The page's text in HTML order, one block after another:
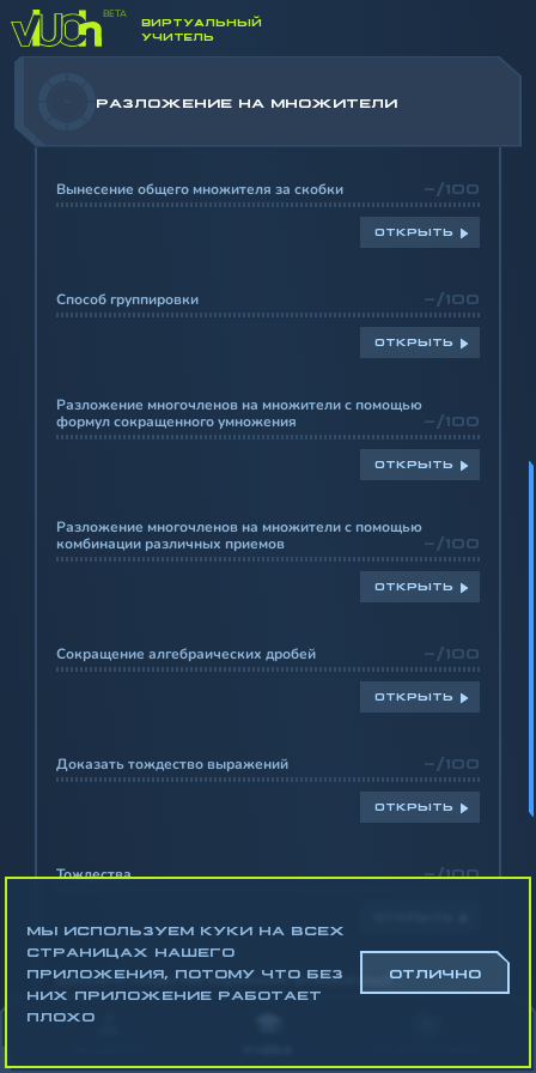
ВИРТУАЛЬНЫЙ
УЧИТЕЛЬ
РАЗЛОЖЕНИЕ НА МНОЖИТЕЛИ
Вынесение общего множителя за скобки -/100
ОТКРЫТЬ
Способ группировки -/100
ОТКРЫТЬ
Разложение многочленов на множители с помощью
формул сокращенного умножения
-/100
ОТКРЫТЬ
Разложение многочленов на множители с помощью
комбинации различных приемов
-/100
ОТКРЫТЬ
Сокращение алгебраических дробей -/100
ОТКРЫТЬ
Доказать тождество выражений -/100
ОТКРЫТЬ
Тождества -/100
Доказать тождество выражений (усложнённый
уровень)
-/100
МЫ ИСПОЛЬЗУЕМ КУКИ НА ВСЕХ
СТРАНИЦАХ НАШЕГО
ПРИЛОЖЕНИЯ, ПОТОМУ ЧТО БЕЗ
НИХ ПРИЛОЖЕНИЕ РАБОТАЕТ
ПЛОХО
ОТЛИЧНО